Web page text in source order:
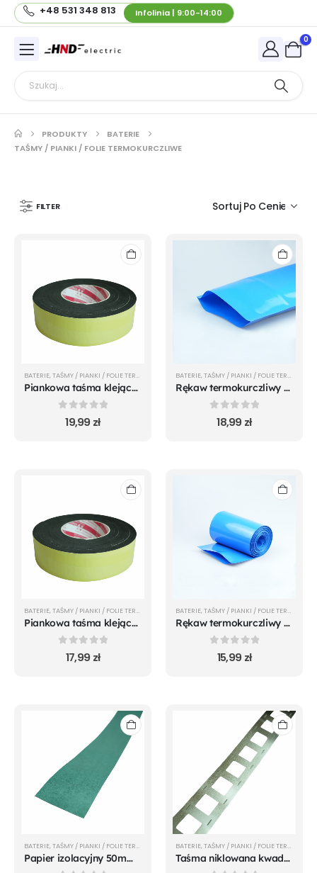
+48 531 348 813 Infolinia | 9:00-14:00
0
PRODUKTY
BATERIE
TAŚMY / PIANKI / FOLIE TERMOKURCZLIWE
FILTER
BATERIE, TAŚMY / PIANKI / FOLIE TERMOKURCZLIWE
Piankowa taśma klejąca 50x5mm TLERK
out of 5
19,99 zł
BATERIE, TAŚMY / PIANKI / FOLIE TERMOKURCZLIWE
Rękaw termokurczliwy PVC niebieski 280mm TLERK
out of 5
18,99 zł
BATERIE, TAŚMY / PIANKI / FOLIE TERMOKURCZLIWE
Piankowa taśma klejąca 40x3mm TLERK
out of 5
17,99 zł
BATERIE, TAŚMY / PIANKI / FOLIE TERMOKURCZLIWE
Rękaw termokurczliwy PVC niebieski 160mm TLERK
out of 5
15,99 zł
BATERIE, TAŚMY / PIANKI / FOLIE TERMOKURCZLIWE
Papier izolacyjny 50mm TLERK
BATERIE, TAŚMY / PIANKI / FOLIE TERMOKURCZLIWE
Taśma niklowana kwadratowa 0.15x27x20.2 mm TLERK